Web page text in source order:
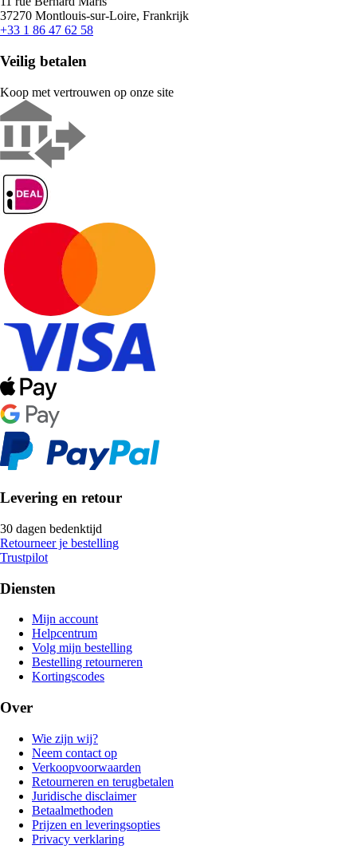
37270 Montlouis-sur-Loire, Frankrijk
+33 1 86 47 62 58
Veilig betalen
Koop met vertrouwen op onze site
Levering en retour
30 dagen bedenktijd
Retourneer je bestelling
Trustpilot
Diensten
Mijn account
Helpcentrum
Volg mijn bestelling
Bestelling retourneren
Kortingscodes
Over
Wie zijn wij?
Neem contact op
Verkoopvoorwaarden
Retourneren en terugbetalen
Juridische disclaimer
Betaalmethoden
Prijzen en leveringsopties
Privacy verklaring